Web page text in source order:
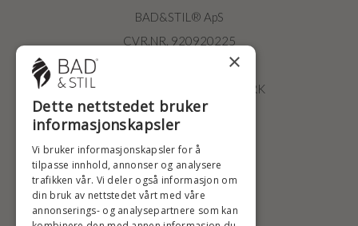
BAD&STIL® ApS
CVR.NR. 920920225
ØSTERBROGADE 202
2100 KØBENHAVN • DANMARK
+47 2396 6660
BADSTIL@BADSTIL.NO
HØYESTE KREDITTVURD
×
Dette nettstedet bruker
informasjonskapsler
Vi bruker informasjonskapsler for å
tilpasse innhold, annonser og analysere
trafikken vår. Vi deler også informasjon om
din bruk av nettstedet vårt med våre
annonserings- og analysepartnere som kan